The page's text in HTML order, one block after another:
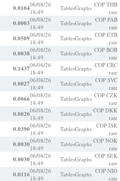
0.010406/08/26
18:49
TablesGraphs COP THB
rate
0.000306/08/26
18:49
TablesGraphs COP PAB
rate
0.050906/08/26
18:49
TablesGraphs COP ETB
rate
0.003806/08/26
18:49
TablesGraphs COP BOB
rate
0.143706/08/26
18:49
TablesGraphs COP CRC
rate
0.002706/08/26
18:49
TablesGraphs COP SVC
rate
0.006606/08/26
18:49
TablesGraphs COP CZK
rate
0.002006/08/26
18:49
TablesGraphs COP DKK
rate
0.039006/08/26
18:49
TablesGraphs COP ISK
rate
0.003006/08/26
18:49
TablesGraphs COP NOK
rate
0.003006/08/26
18:49
TablesGraphs COP SEK
rate
0.011606/08/26
18:49
TablesGraphs COP NIO
rate